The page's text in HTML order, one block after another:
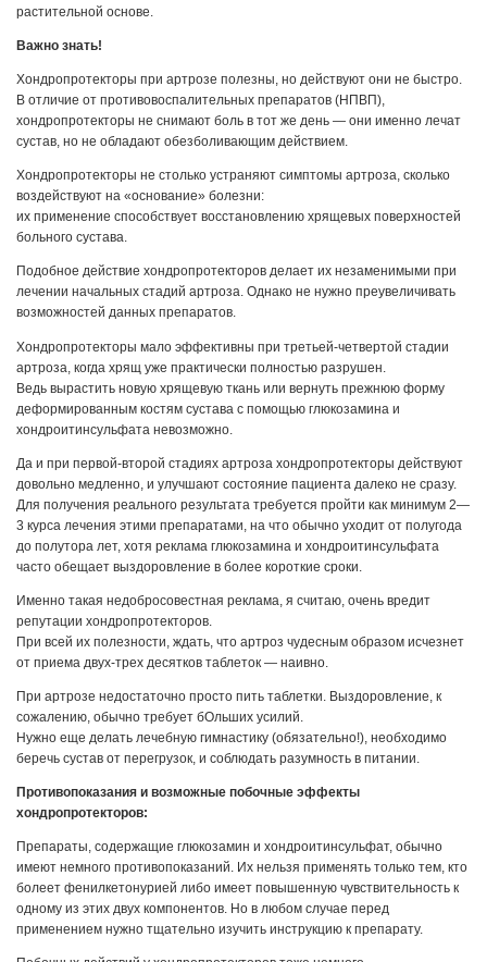
растительной основе.
Важно знать!
Хондропротекторы при артрозе полезны, но действуют они не быстро.
В отличие от противовоспалительных препаратов (НПВП),
хондропротекторы не снимают боль в тот же день — они именно лечат
сустав, но не обладают обезболивающим действием.
Хондропротекторы не столько устраняют симптомы артроза, сколько
воздействуют на «основание» болезни:
их применение способствует восстановлению хрящевых поверхностей
больного сустава.
Подобное действие хондропротекторов делает их незаменимыми при
лечении начальных стадий артроза. Однако не нужно преувеличивать
возможностей данных препаратов.
Хондропротекторы мало эффективны при третьей-четвертой стадии
артроза, когда хрящ уже практически полностью разрушен.
Ведь вырастить новую хрящевую ткань или вернуть прежнюю форму
деформированным костям сустава с помощью глюкозамина и
хондроитинсульфата невозможно.
Да и при первой-второй стадиях артроза хондропротекторы действуют
довольно медленно, и улучшают состояние пациента далеко не сразу.
Для получения реального результата требуется пройти как минимум 2—
3 курса лечения этими препаратами, на что обычно уходит от полугода
до полутора лет, хотя реклама глюкозамина и хондроитинсульфата
часто обещает выздоровление в более короткие сроки.
Именно такая недобросовестная реклама, я считаю, очень вредит
репутации хондропротекторов.
При всей их полезности, ждать, что артроз чудесным образом исчезнет
от приема двух-трех десятков таблеток — наивно.
При артрозе недостаточно просто пить таблетки. Выздоровление, к
сожалению, обычно требует бОльших усилий.
Нужно еще делать лечебную гимнастику (обязательно!), необходимо
беречь сустав от перегрузок, и соблюдать разумность в питании.
Противопоказания и возможные побочные эффекты
хондропротекторов:
Препараты, содержащие глюкозамин и хондроитинсульфат, обычно
имеют немного противопоказаний. Их нельзя применять только тем, кто
болеет фенилкетонурией либо имеет повышенную чувствительность к
одному из этих двух компонентов. Но в любом случае перед
применением нужно тщательно изучить инструкцию к препарату.